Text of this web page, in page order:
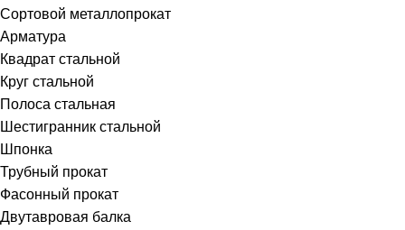
Сортовой металлопрокат
Арматура
Квадрат стальной
Круг стальной
Полоса стальная
Шестигранник стальной
Шпонка
Трубный прокат
Фасонный прокат
Двутавровая балка